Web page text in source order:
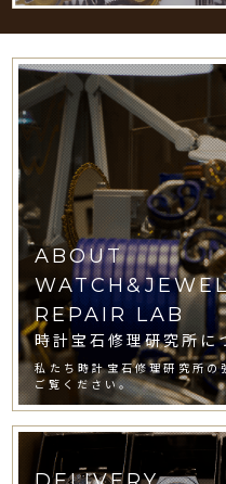
ABOUT
REPAIR LAB
時計宝石修理研究所に
私たち時計宝石修理研究所の
ご覧ください。